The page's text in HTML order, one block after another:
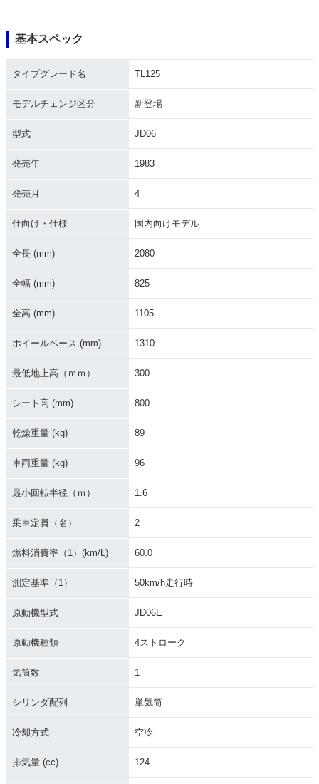
基本スペック
タイプグレード名 TL125
モデルチェンジ区分 新登場
型式 JD06
発売年 1983
発売月 4
仕向け・仕様 国内向けモデル
全長 (mm) 2080
全幅 (mm) 825
全高 (mm) 1105
ホイールベース (mm) 1310
最低地上高（ｍｍ） 300
シート高 (mm) 800
乾燥重量 (kg) 89
車両重量 (kg) 96
最小回転半径（ｍ） 1.6
乗車定員（名） 2
燃料消費率（1）(km/L) 60.0
測定基準（1） 50km/h走行時
原動機型式 JD06E
原動機種類 4ストローク
気筒数 1
シリンダ配列 単気筒
冷却方式 空冷
排気量 (cc) 124